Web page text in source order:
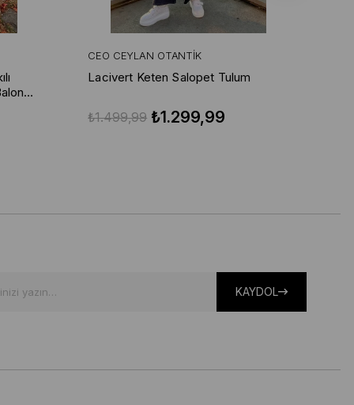
CEO CEYLAN OTANTIK
Lacivert Keten Salopet Tulum
₺1.299,99
₺1.499,99
KAYDOL